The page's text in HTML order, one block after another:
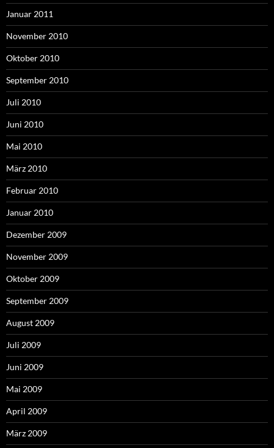
Januar 2011
November 2010
Oktober 2010
September 2010
Juli 2010
Juni 2010
Mai 2010
März 2010
Februar 2010
Januar 2010
Dezember 2009
November 2009
Oktober 2009
September 2009
August 2009
Juli 2009
Juni 2009
Mai 2009
April 2009
März 2009